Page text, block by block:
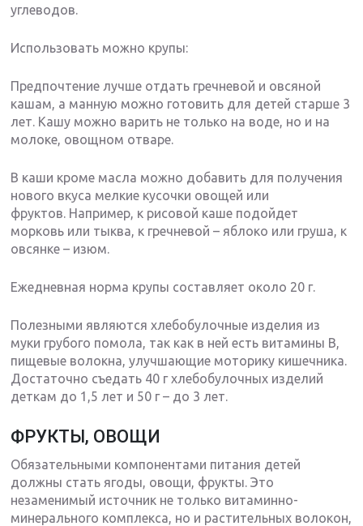
углеводов.
Использовать можно крупы:
Предпочтение лучше отдать гречневой и овсяной
кашам, а манную можно готовить для детей старше 3
лет. Кашу можно варить не только на воде, но и на
молоке, овощном отваре.
В каши кроме масла можно добавить для получения
нового вкуса мелкие кусочки овощей или
фруктов. Например, к рисовой каше подойдет
морковь или тыква, к гречневой – яблоко или груша, к
овсянке – изюм.
Ежедневная норма крупы составляет около 20 г.
Полезными являются хлебобулочные изделия из
муки грубого помола, так как в ней есть витамины В,
пищевые волокна, улучшающие моторику кишечника.
Достаточно съедать 40 г хлебобулочных изделий
деткам до 1,5 лет и 50 г – до 3 лет.
ФРУКТЫ, ОВОЩИ
Обязательными компонентами питания детей
должны стать ягоды, овощи, фрукты. Это
незаменимый источник не только витаминно-
минерального комплекса, но и растительных волокон,